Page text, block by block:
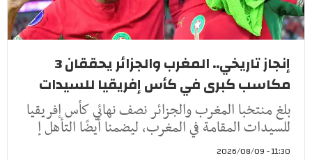
إنجاز تاريخي.. المغرب والجزائر يحققان 3
مكاسب كبرى في كأس إفريقيا للسيدات
بلغ منتخبا المغرب والجزائر نصف نهائي كأس إفريقيا
للسيدات المقامة في المغرب، ليضمنا أيضًا التأهل إ
11:30 - 2026/08/09